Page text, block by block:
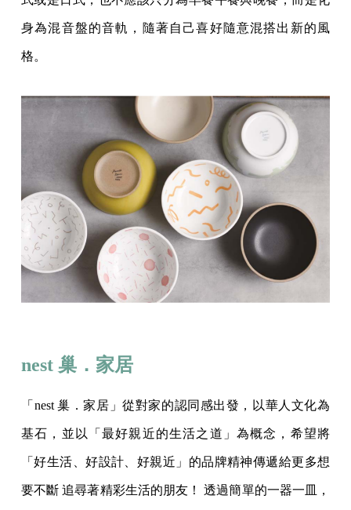
身為混音盤的音軌，隨著自己喜好隨意混搭出新的風
格。
nest 巢．家居
「nest 巢．家居」從對家的認同感出發，以華人文化為
基石，並以「最好親近的生活之道」為概念，希望將
「好生活、好設計、好親近」的品牌精神傳遞給更多想
要不斷 追尋著精彩生活的朋友！ 透過簡單的一器一皿，